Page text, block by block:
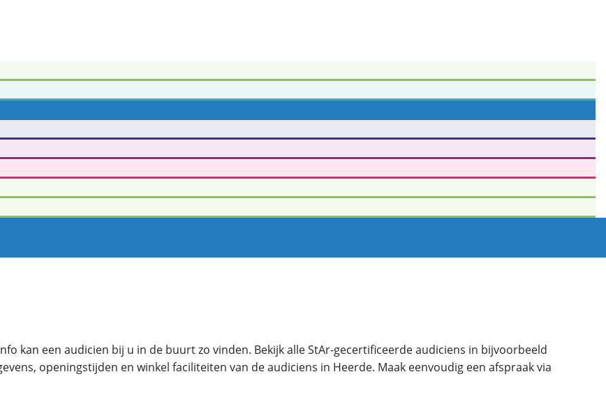
kan een audicien bij u in de buurt zo vinden. Bekijk alle StAr-gecertificeerde audiciens in bijvoorbeeld
openingstijden en winkel faciliteiten van de audiciens in Heerde. Maak eenvoudig een afspraak via